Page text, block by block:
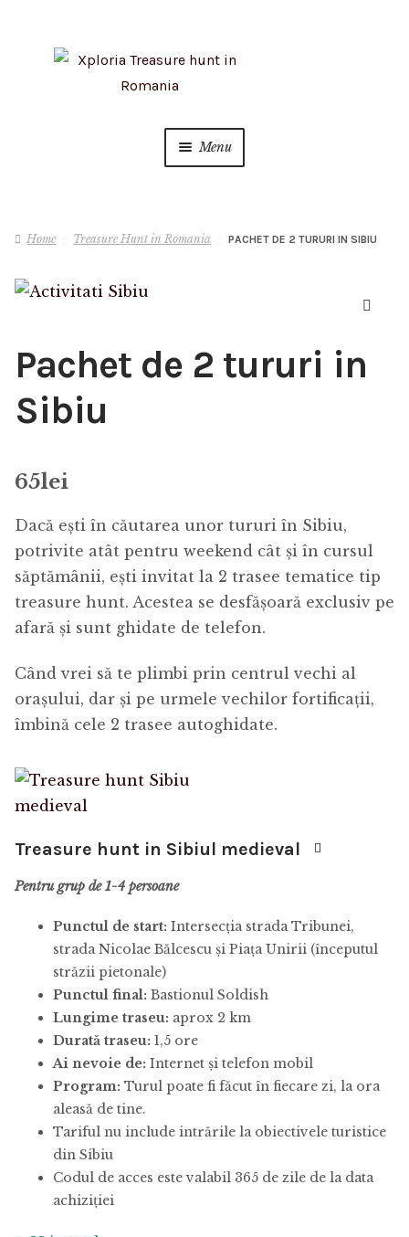
Menu
Teambuilding
Cart
Checkout
Home Treasure Hunt in Romania PACHET DE 2 TURURI IN SIBIU
Pachet de 2 tururi in
Sibiu
65lei
Dacă ești în căutarea unor tururi în Sibiu,
potrivite atât pentru weekend cât și în cursul
săptămânii, ești invitat la 2 trasee tematice tip
treasure hunt. Acestea se desfășoară exclusiv pe
afară și sunt ghidate de telefon.
Când vrei să te plimbi prin centrul vechi al
orașului, dar și pe urmele vechilor fortificații,
îmbină cele 2 trasee autoghidate.
Treasure hunt in Sibiul medieval
Pentru grup de 1-4 persoane
Punctul de start: Intersecția strada Tribunei,
strada Nicolae Bălcescu și Piața Unirii (începutul
străzii pietonale)
Punctul final: Bastionul Soldish
Lungime traseu: aprox 2 km
Durată traseu: 1,5 ore
Ai nevoie de: Internet și telefon mobil
Program: Turul poate fi făcut în fiecare zi, la ora
aleasă de tine.
Tariful nu include intrările la obiectivele turistice
din Sibiu
Codul de acces este valabil 365 de zile de la data
achiziției